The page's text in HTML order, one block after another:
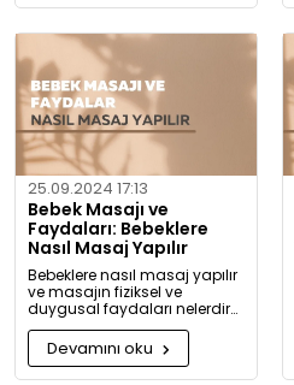
25.09.2024 17:13
Bebek Masajı ve
Faydaları: Bebeklere
Nasıl Masaj Yapılır
Bebeklere nasıl masaj yapılır
ve masajın fiziksel ve
duygusal faydaları nelerdir?
Neden bugüne kadar masaj
yapmadığınıza pişman
olacaksınız!
Devamını oku